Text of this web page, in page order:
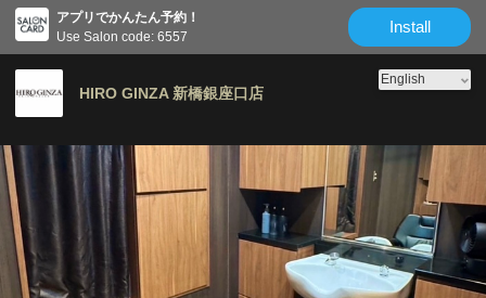
アプリでかんたん予約！
Use Salon code: 6557
Install
HIRO GINZA 新橋銀座口店